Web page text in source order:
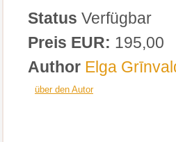
Status Verfügbar
Preis EUR: 195,00
Author Elga
über den Autor